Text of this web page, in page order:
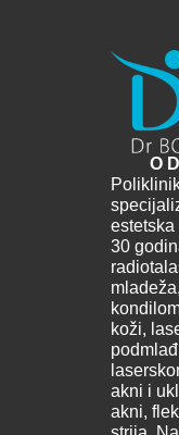
O
30
koži,
akni i
akni,